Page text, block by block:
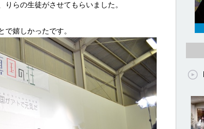
らの生徒がさせてもらいました。
嬉しかったです。